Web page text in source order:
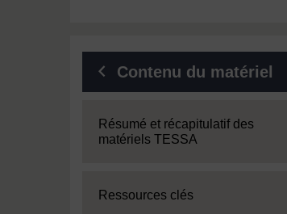
Contenu du matériel
Expand
Résumé et récapitulatif des
matériels TESSA
Expand
Ressources clés